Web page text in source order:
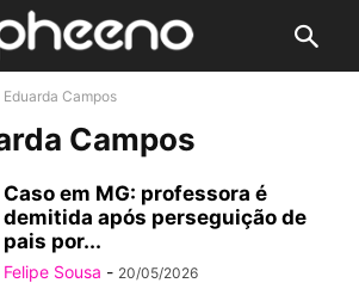
Eduarda Campos
Campos
Caso em MG: professora é
demitida após perseguição de
pais por...
Felipe Sousa - 20/05/2026